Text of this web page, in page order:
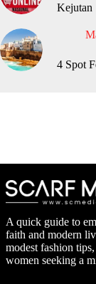
Kejutan
4 Spot
A quick guide to
faith and modern
modest fashion
women seeking a